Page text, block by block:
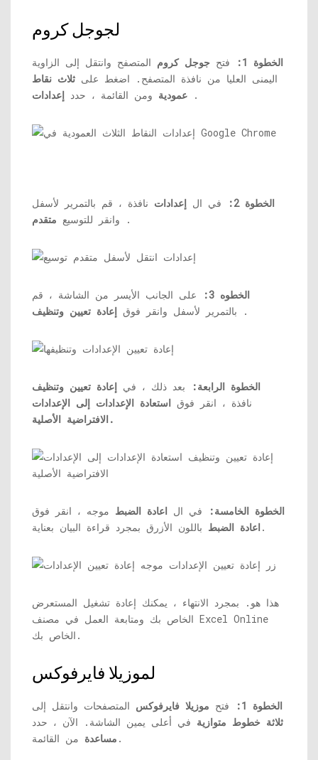
لجوجل كروم
الخطوة 1: فتح جوجل كروم المتصفح وانتقل إلى الزاوية
اليمنى العليا من نافذة المتصفح. اضغط على ثلاث نقاط
عمودية ومن القائمة ، حدد إعدادات .
الخطوة 2: في ال إعدادات نافذة ، قم بالتمرير لأسفل
وانقر للتوسيع متقدم .
الخطوه 3:
على الجانب الأيسر من الشاشة ، قم
بالتمرير لأسفل وانقر فوق إعادة تعيين وتنظيف .
الخطوة الرابعة: بعد ذلك ، في إعادة تعيين وتنظيف
نافذة ، انقر فوق استعادة الإعدادات إلى الإعدادات
الافتراضية الأصلية.
الخطوة الخامسة: في ال اعادة الضبط موجه ، انقر فوق
اعادة الضبط باللون الأزرق بمجرد قراءة البيان بعناية.
هذا هو. بمجرد الانتهاء ، يمكنك إعادة تشغيل المستعرض
الخاص بك ومتابعة العمل في مصنف Excel Online
الخاص بك.
لموزيلا فايرفوكس
الخطوة 1: فتح موزيلا فايرفوكس المتصفحات وانتقل إلى
ثلاثة خطوط متوازية في أعلى يمين الشاشة. الآن ، حدد
مساعدة من القائمة.